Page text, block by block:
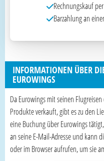
Rechnungskauf per
Barzahlung an
INFORMATIONEN ÜBER
EUROWINGS
Da Eurowings mit seinen
Produkte verkauft, gibt es zu den
eine Buchung über Eurowings
an seine E-Mail-Adresse und kann
oder im Browser aufrufen, um sie